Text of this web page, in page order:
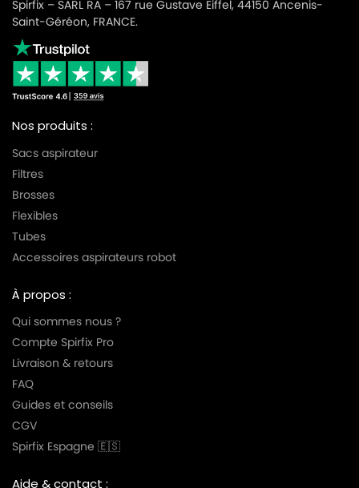
Spirfix – SARL RA – 167 rue Gustave Eiffel, 44150 Ancenis-
Saint-Géréon, FRANCE.
Nos produits :
Sacs aspirateur
Filtres
Brosses
Flexibles
Tubes
Accessoires aspirateurs robot
À propos :
Qui sommes nous ?
Compte Spirfix Pro
Livraison & retours
FAQ
Guides et conseils
CGV
Spirfix Espagne 🇪🇸
Aide & contact :